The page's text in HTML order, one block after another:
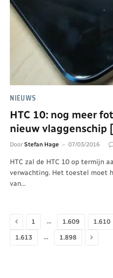
NIEUWS
HTC 10: nog meer
nieuw vlaggenschip
Door Stefan Hage 07/03/2016
HTC zal de HTC 10 op termijn
verwachting. Het toestel moet
van…
Vorige
1 … 1.609 1.610
1.613 … 1.898